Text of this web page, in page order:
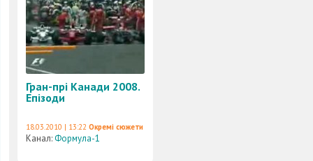
Гран-прі Канади 2008.
Епізоди
18.03.2010 | 13:22 Окремі сюжети
Канал:Формула-1